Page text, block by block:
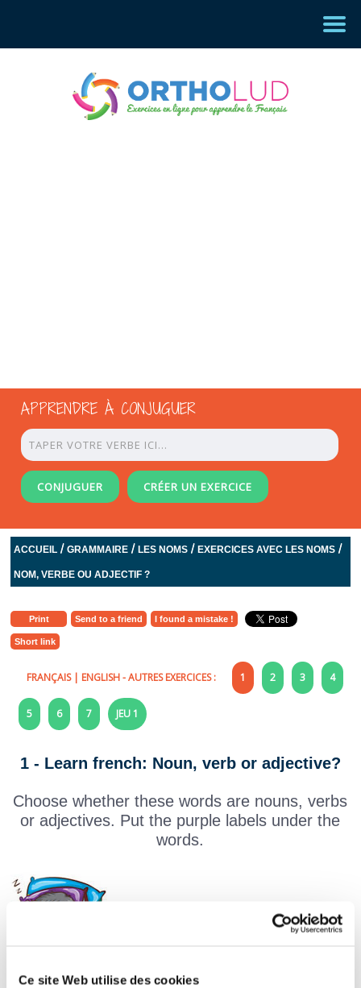
Ce site Web utilise des cookies
APPRENDRE À CONJUGUER
CONJUGUER CRÉER UN EXERCICE
ACCUEIL /GRAMMAIRE /LES NOMS /EXERCICES AVEC LES NOMS /
NOM, VERBE OU ADJECTIF ?
Print Send to a friend I found a mistake !
Short link
FRANÇAIS| ENGLISH- AUTRES EXERCICES : 1 2 3 4
5 6 7 JEU 1
1 - Learn french: Noun, verb or adjective?
Choose whether these words are nouns, verbs
or adjectives. Put the purple labels under the
words.